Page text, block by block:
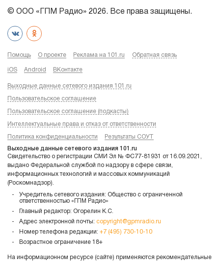
© ООО «ГПМ Радио» 2026. Все права защищены.
Помощь О проекте Реклама на 101.ru Обратная связь
iOS Android ВКонтакте
Выходные данные сетевого издания 101.ru
Пользовательское соглашение
Пользовательское соглашение (подкасты)
Интеллектуальные права и отказ от ответственности
Политика конфиденциальности Результаты СОУТ
Выходные данные сетевого издания 101.ru
Свидетельство о регистрации СМИ Эл № ФС77-81931 от 16.09.2021,
выдано Федеральной службой по надзору в сфере связи,
информационных технологий и массовых коммуникаций
(Роскомнадзор).
Учредитель сетевого издания: Общество с ограниченной
ответственностью «ГПМ Радио»
Главный редактор: Огорелин К.С.
Адрес электронной почты: copyright@gpmradio.ru
Номер телефона редакции: +7 (495) 730-10-10
Возрастное ограничение 18+
На информационном ресурсе (сайте) применяются рекомендательные